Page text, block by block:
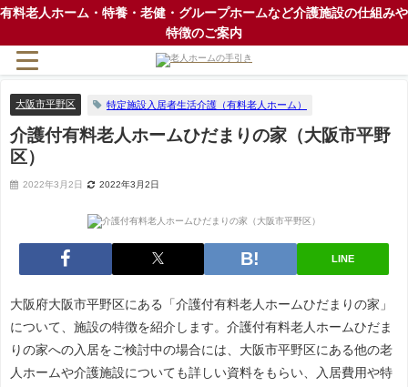
有料老人ホーム・特養・老健・グループホームなど介護施設の仕組みや
特徴のご案内
大阪市平野区 特定施設入居者生活介護（有料老人ホーム）
介護付有料老人ホームひだまりの家（大阪市平野
区）
2022年3月2日 2022年3月2日
LINE
大阪府大阪市平野区にある「介護付有料老人ホームひだまりの家」
について、施設の特徴を紹介します。介護付有料老人ホームひだま
りの家への入居をご検討中の場合には、大阪市平野区にある他の老
人ホームや介護施設についても詳しい資料をもらい、入居費用や特